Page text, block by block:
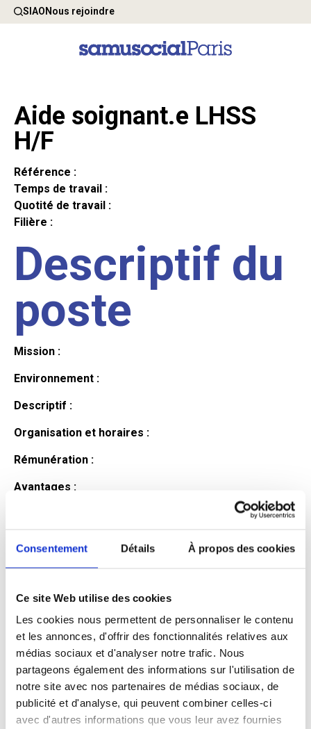
Consentement Détails À propos des cookies
Ce site Web utilise des cookies
Les cookies nous permettent de personnaliser le contenu
et les annonces, d'offrir des fonctionnalités relatives aux
médias sociaux et d'analyser notre trafic. Nous
partageons également des informations sur l'utilisation de
notre site avec nos partenaires de médias sociaux, de
publicité et d'analyse, qui peuvent combiner celles-ci
avec d'autres informations que vous leur avez fournies
SIAONous rejoindre
Aide soignant.e LHSS
H/F
Référence :
Temps de travail :
Quotité de travail :
Filière :
Descriptif du
poste
Mission :
Environnement :
Descriptif :
Organisation et horaires :
Rémunération :
Avantages :
Profil du
candidat
Qualifications et diplômes :
Profil recherché :
Expérience :
Processus